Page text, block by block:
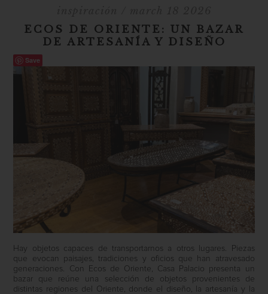
ECOS DE ORIENTE: UN BAZAR
DE ARTESANÍA Y DISEÑO
Save
Hay objetos capaces de transportarnos a otros lugares. Piezas
que evocan paisajes, tradiciones y oficios que han atravesado
generaciones. Con Ecos de Oriente, Casa Palacio presenta un
bazar que reúne una selección de objetos provenientes de
distintas regiones del Oriente, donde el diseño, la artesanía y la